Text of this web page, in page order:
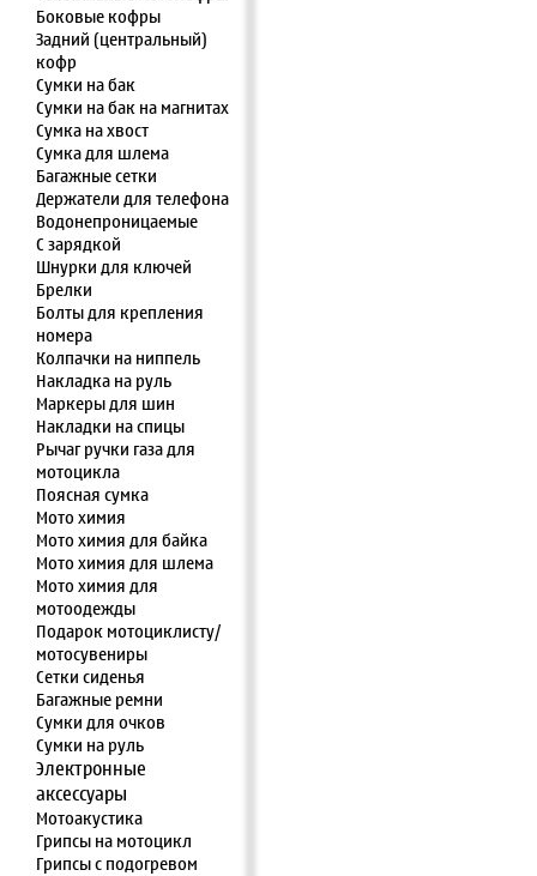
Боковые кофры
Задний (центральный)
кофр
Сумки на бак
Сумки на бак на магнитах
Сумка на хвост
Сумка для шлема
Багажные сетки
Держатели для телефона
Водонепроницаемые
С зарядкой
Шнурки для ключей
Брелки
Болты для крепления
номера
Колпачки на ниппель
Накладка на руль
Маркеры для шин
Накладки на спицы
Рычаг ручки газа для
мотоцикла
Поясная сумка
Мото химия
Мото химия для байка
Мото химия для шлема
Мото химия для
мотоодежды
Подарок мотоциклисту/
мотосувениры
Сетки сиденья
Багажные ремни
Сумки для очков
Сумки на руль
Электронные
аксессуары
Мотоакустика
Грипсы на мотоцикл
Грипсы с подогревом